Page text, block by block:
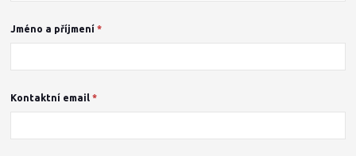
Jméno a příjmení*
Kontaktní email*